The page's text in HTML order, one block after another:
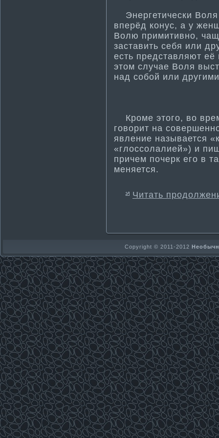
Энергети­чески
вперёд конус, а у
Волю примити­вно,
заставить себя или
есть представляют
этом случае Воля
над собой или
Кроме этого, во
говорит на
явление называется
«глоссолалией») и
причем почерк его в
меняется.
Читать
Copyright © 2011-2012